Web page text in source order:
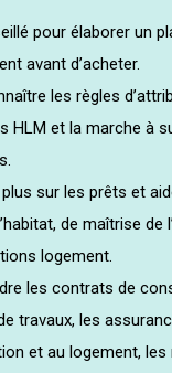
pour élaborer un
avant d’acheter.
les règles
HLM et la marche à
sur les prêts et
de maîtrise de
logement.
les contrats de
travaux, les
et au logement, les